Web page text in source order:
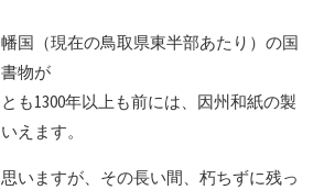
国（現在の鳥取県東半部あたり）の国
物が
も1300年以上も前には、因州和紙の製
えます。
いますが、その長い間、朽ちずに残っ